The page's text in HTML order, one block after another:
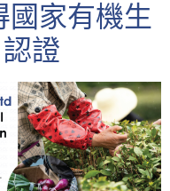
國家有機生
證